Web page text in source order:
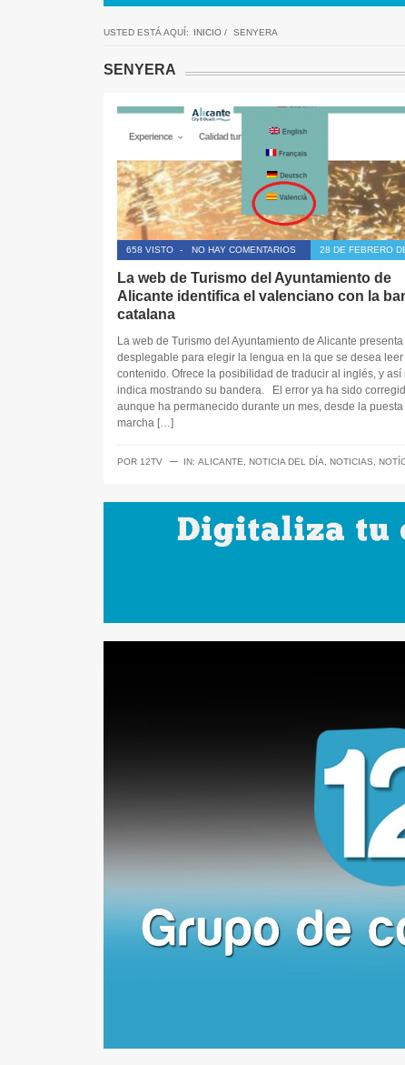
USTED ESTÁ AQUÍ: INICIO/ SENYERA
SENYERA
658 VISTO - NO HAY COMENTARIOS 28 DE FEBRERO
La web de Turismo del Ayuntamiento de
Alicante identifica el valenciano con la
catalana
La web de Turismo del Ayuntamiento de Alicante presenta
desplegable para elegir la lengua en la que se desea leer
contenido. Ofrece la posibilidad de traducir al inglés, y así
indica mostrando su bandera. El error ya ha sido
aunque ha permanecido durante un mes, desde la puesta
marcha […]
POR 12TV ─ IN: ALICANTE NOTICIA DEL DÍA NOTICIAS